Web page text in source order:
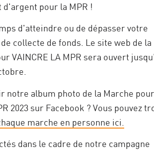
pour la MPR !
d'atteindre ou de dépasser votre
collecte de fonds. Le site web de la
VAINCRE LA MPR sera ouvert
notre album photo de la Marche pour
2023 sur Facebook ? Vous pouvez
marche en personne ici.
dans le cadre de notre campagne